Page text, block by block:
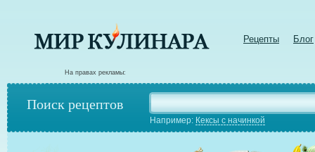
Рецепты Блог
На правах рекламы:
Поиск рецептов
Например: Кексы с начинкой